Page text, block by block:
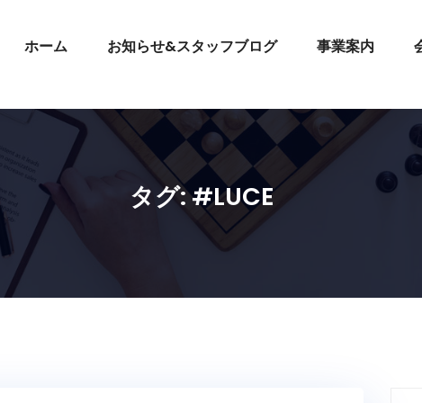
ホーム お知らせ&スタッフブログ 事業案内
タグ:#LUCE